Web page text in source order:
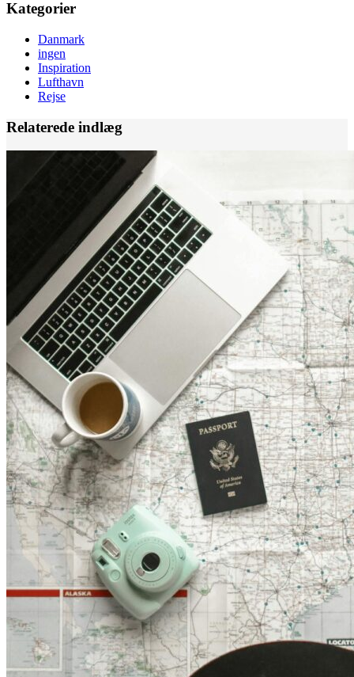
Kategorier
Danmark
ingen
Inspiration
Lufthavn
Rejse
Relaterede indlæg